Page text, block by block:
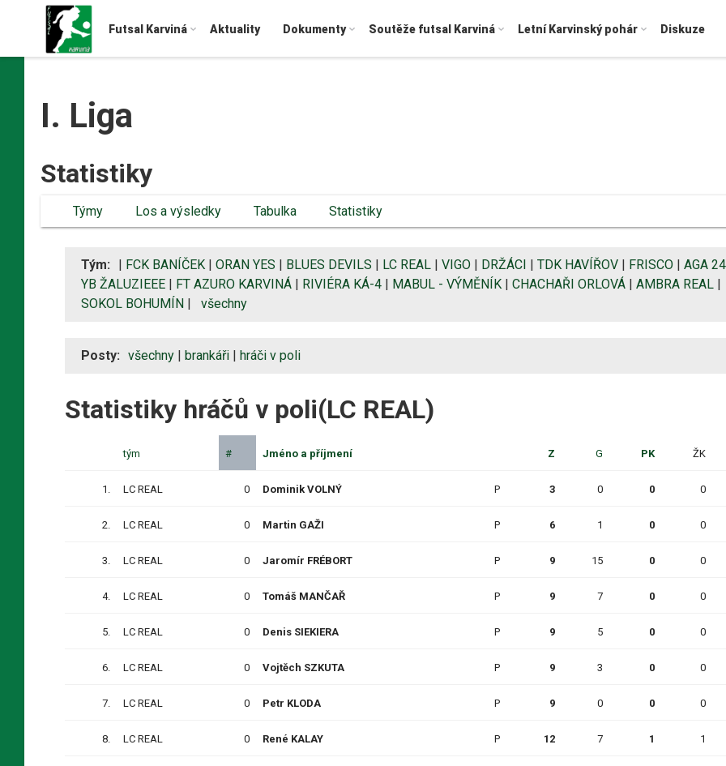
Futsal Karviná Aktuality Dokumenty Soutěže futsal Karviná Letní Karvinský pohár Diskuze
I. Liga
Statistiky
Týmy Los a výsledky Tabulka Statistiky
Tým: | FCK BANÍČEK | ORAN YES | BLUES DEVILS | LC REAL | VIGO | DRŽÁCI | TDK HAVÍŘOV | FRISCO | AGA 24
YB ŽALUZIEEE | FT AZURO KARVINÁ | RIVIÉRA KÁ-4 | MABUL - VÝMĚNÍK | CHACHAŘI ORLOVÁ | AMBRA REAL |
SOKOL BOHUMÍN | všechny
Posty: všechny | brankáři | hráči v poli
Statistiky hráčů v poli(LC REAL)
tým # Jméno a příjmení Z G PK ŽK
1. LC REAL 0 Dominik VOLNÝ P 3 0 0 0
2. LC REAL 0 Martin GAŽI P 6 1 0 0
3. LC REAL 0 Jaromír FRÉBORT P 9 15 0 0
4. LC REAL 0 Tomáš MANČAŘ P 9 7 0 0
5. LC REAL 0 Denis SIEKIERA P 9 5 0 0
6. LC REAL 0 Vojtěch SZKUTA P 9 3 0 0
7. LC REAL 0 Petr KLODA P 9 0 0 0
8. LC REAL 0 René KALAY P 12 7 1 1